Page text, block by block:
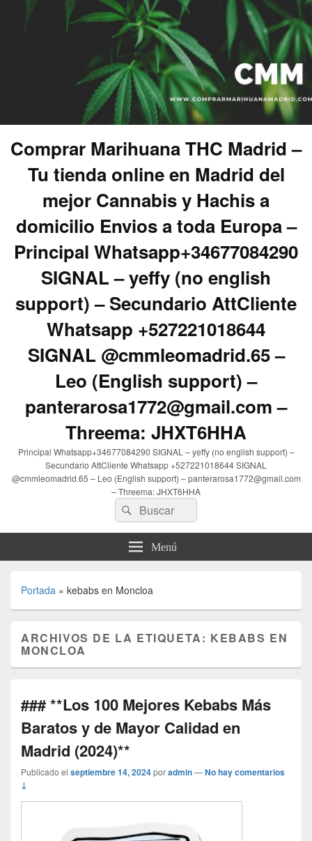
Comprar Marihuana THC Madrid –
Tu tienda online en Madrid del
mejor Cannabis y Hachis a
domicilio Envios a toda Europa –
Principal Whatsapp+34677084290
SIGNAL – yeffy (no english
support) – Secundario AttCliente
Whatsapp +527221018644
SIGNAL @cmmleomadrid.65 –
Leo (English support) –
panterarosa1772@gmail.com –
Threema: JHXT6HHA
Principal Whatsapp+34677084290 SIGNAL – yeffy (no english support) –
Secundario AttCliente Whatsapp +527221018644 SIGNAL
@cmmleomadrid.65 – Leo (English support) – panterarosa1772@gmail.com
– Threema: JHXT6HHA
Buscar
por:
Buscar
Menú
Portada » kebabs en Moncloa
ARCHIVOS DE LA ETIQUETA: KEBABS EN
MONCLOA
### **Los 100 Mejores Kebabs Más
Baratos y de Mayor Calidad en
Madrid (2024)**
Publicado el septiembre 14, 2024poradmin—No hay comentarios
↓